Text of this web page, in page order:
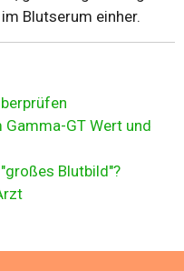
Blutserum einher.
GT Wert und
Blutbild"?